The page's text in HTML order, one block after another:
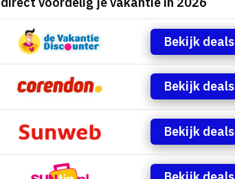
Bekijk deals
Bekijk deals
Bekijk deals